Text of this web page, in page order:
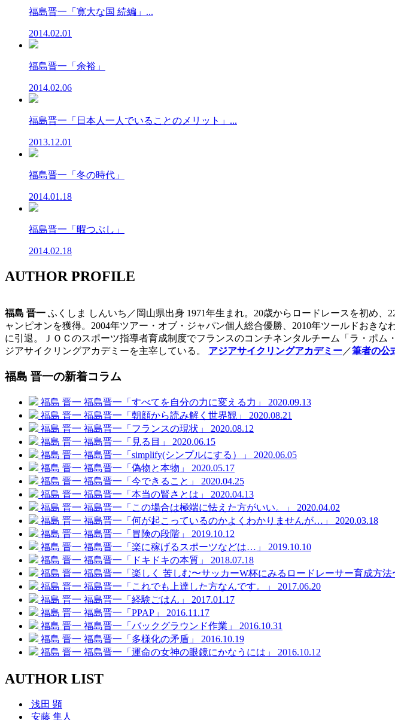
福島晋一「寛大な国 続編」...
2014.02.01
福島晋一「余裕」
2014.02.06
福島晋一「日本人一人でいることのメリット」...
2013.12.01
福島晋一「冬の時代」
2014.01.18
福島晋一「暇つぶし」
2014.02.18
AUTHOR PROFILE
福島 晋一 ふくしま しんいち／岡山県出身 1971年生まれ。20歳からロードレースを初め
ャンピオンを獲得。2004年ツアー・オブ・ジャパン個人総合優勝、2010年ツールドおき
に引退。ＪＯＣのスポーツ指導者育成制度でフランスのコンチネンタルチーム「ラ・ポ
ジアサイクリングアカデミーを主宰している。 アジアサイクリングアカデミー／筆者の公
福島 晋一の新着コラム
福島 晋一 福島晋一「すべてを自分の力に変える力」
2020.09.13
福島 晋一 福島晋一「朝顔から読み解く世界観」
2020.08.21
福島 晋一 福島晋一「フランスの現状」
2020.08.12
福島 晋一 福島晋一「見る目」
2020.06.15
福島 晋一 福島晋一「simplify(シンプルにする）」
2020.06.05
福島 晋一 福島晋一「偽物と本物」
2020.05.17
福島 晋一 福島晋一「今できること」
2020.04.25
福島 晋一 福島晋一「本当の賢さとは」
2020.04.13
福島 晋一 福島晋一「この場合は極端に怯えた方がいい。」
2020.04.02
福島 晋一 福島晋一「何が起こっているのかよくわかりませんが…」
2020.03.18
福島 晋一 福島晋一「冒険の段階」
2019.10.12
福島 晋一 福島晋一「楽に稼げるスポーツなどは…」
2019.10.10
福島 晋一 福島晋一「ドキドキの本質」
2018.07.18
福島 晋一 福島晋一「楽しく 苦しむ〜サッカーW杯にみるロードレーサー育成方法
福島 晋一 福島晋一「これでも上達した方なんです。」
2017.06.20
福島 晋一 福島晋一「経験ごはん」
2017.01.17
福島 晋一 福島晋一「PPAP」
2016.11.17
福島 晋一 福島晋一「バックグラウンド作業」
2016.10.31
福島 晋一 福島晋一「多様化の矛盾」
2016.10.19
福島 晋一 福島晋一「運命の女神の眼鏡にかなうには」 2016.10.12
AUTHOR LIST
浅田 顕
安藤 隼人